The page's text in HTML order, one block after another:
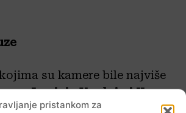
pristankom za
su kamere bile najviše
JamiejuVardyju i Kaspe
, jedva su zadržavali suze.